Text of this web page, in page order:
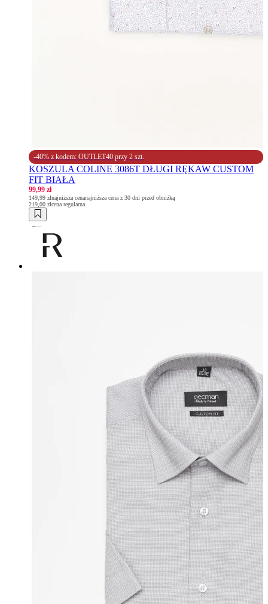
-40% z kodem: OUTLET40 przy 2 szt.
KOSZULA COLINE 3086T DŁUGI RĘKAW CUSTOM
FIT BIAŁA
99,99 zł
najniższa cena z 30 dni przed obniżką
najniższa cena
149,99 zł
cena regularna
219,00 zł